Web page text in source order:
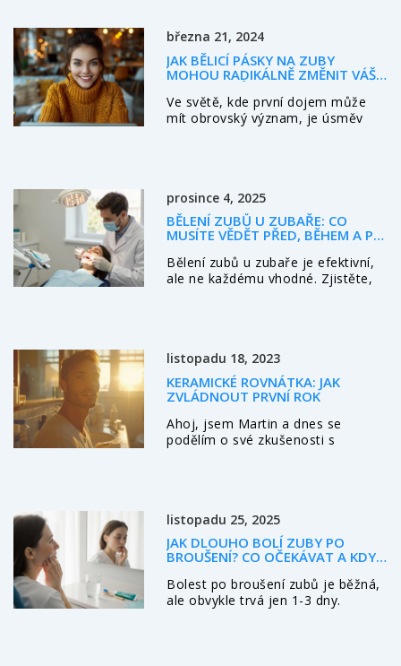
března 21, 2024
JAK BĚLICÍ PÁSKY NA ZUBY
MOHOU RADIKÁLNĚ ZMĚNIT VÁŠ
DOKONALÉMU ÚSMĚVU
Ve světě, kde první dojem může
mít obrovský význam, je úsměv
zářivějšího úsměvu z pohodlí
domova. V tomto článku
poodkryjeme princip fungování
bělicích pásek, nahlédneme do
jejich efektivity, možných rizik a
představíme tipy, jak dosáhnout co
prosince 4, 2025
BĚLENÍ ZUBŮ U ZUBAŘE: CO
MUSÍTE VĚDĚT PŘED, BĚHEM A PO
Bělení zubů u zubaře je efektivní,
ale ne každému vhodné. Zjistěte,
listopadu 18, 2023
KERAMICKÉ ROVNÁTKA: JAK
ZVLÁDNOUT PRVNÍ ROK
Ahoj, jsem Martin a dnes se
podělím o své zkušenosti s
také rovnátka, nebo se na ně
chystáte, určitě si přečtěte moje
tipy a rady. Věřím, že vám
pomohou zvládnout první rok s
rovnátky bez obtíží!
listopadu 25, 2025
JAK DLOUHO BOLÍ ZUBY PO
BROUŠENÍ? CO OČEKÁVAT A KDY
Bolest po broušení zubů je běžná,
ale obvykle trvá jen 1-3 dny.